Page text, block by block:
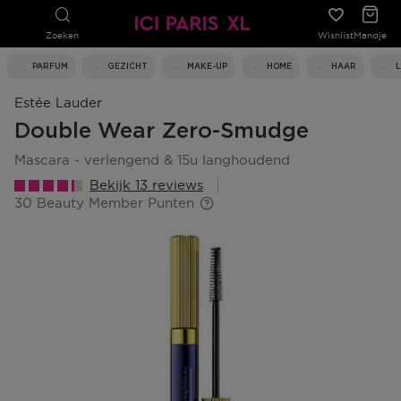
Zoeken WishlistMandje
PARFUM GEZICHT MAKE-UP HOME HAAR
Estée Lauder
Double Wear Zero-Smudge
mascara - verlengend & 15u langhoudend
Bekijk 13 reviews
30 Beauty Member Punten